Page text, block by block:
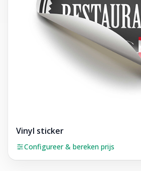
Vinyl sticker
Configureer & bereken prijs